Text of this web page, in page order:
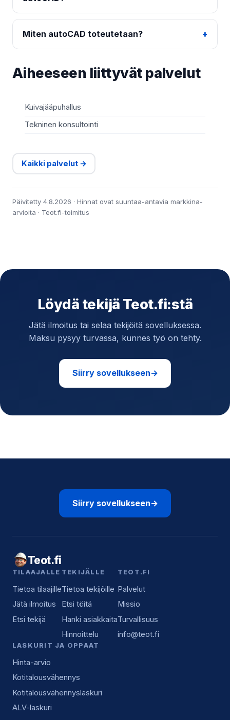
Miten autoCAD toteutetaan?
Aiheeseen liittyvät palvelut
Kuivajääpuhallus
Tekninen konsultointi
Kaikki palvelut →
Päivitetty 4.8.2026 · Hinnat ovat suuntaa-antavia markkina-
arvioita · Teot.fi-toimitus
Löydä tekijä Teot.fi:stä
Jätä ilmoitus tai selaa tekijöitä sovelluksessa.
Maksu pysyy turvassa, kunnes työ on tehty.
Siirry sovellukseen→
Siirry sovellukseen→
Teot.fi
TILAAJALLE
Tietoa tilaajille
Jätä ilmoitus
Etsi tekijä
TEKIJÄLLE
Tietoa tekijöille
Etsi töitä
Hanki asiakkaita
Hinnoittelu
TEOT.FI
Palvelut
Missio
Turvallisuus
info@teot.fi
LASKURIT JA OPPAAT
Hinta-arvio
Kotitalousvähennys
Kotitalousvähennyslaskuri
ALV-laskuri